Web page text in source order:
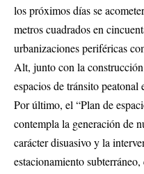
los próximos días se
metros cuadrados en
urbanizaciones periféricas
Alt, junto con la
espacios de tránsito
Por último, el “Plan de
contempla la generación de
carácter disuasivo y la
estacionamiento